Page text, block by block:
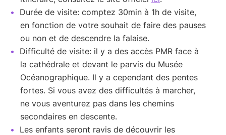
Durée de visite: comptez 30min à 1h de visite,
en fonction de votre souhait de faire des pauses
ou non et de descendre la falaise.
Difficulté de visite: il y a des accès PMR face à
la cathédrale et devant le parvis du Musée
Océanographique. Il y a cependant des pentes
fortes. Si vous avez des difficultés à marcher,
ne vous aventurez pas dans les chemins
secondaires en descente.
Les enfants seront ravis de découvrir les